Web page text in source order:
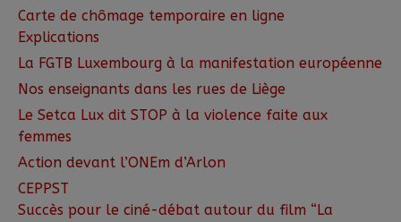
Carte de chômage temporaire en ligne
Explications
La FGTB Luxembourg à la manifestation européenne
Nos enseignants dans les rues de Liège
Le Setca Lux dit STOP à la violence faite aux
femmes
Action devant l’ONEm d’Arlon
CEPPST
Succès pour le ciné-débat autour du film “La